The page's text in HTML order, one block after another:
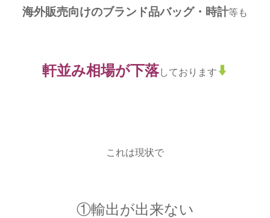
海外販売向けのブランド品バッグ・時計等も
軒並み相場が下落しております
これは現状で
①輸出が出来ない